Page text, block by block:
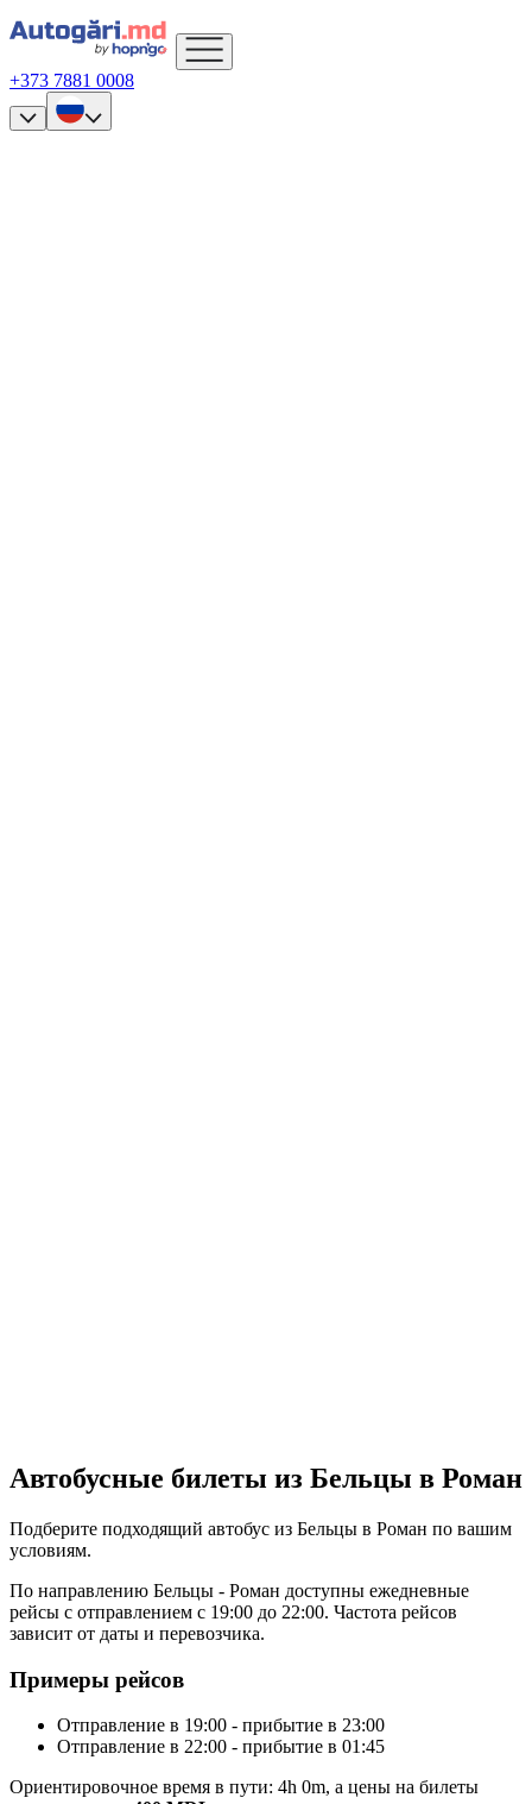
+373 7881 0008
Автобусные билеты из Бельцы в Роман
Подберите подходящий автобус из Бельцы в Роман по вашим
условиям.
По направлению Бельцы - Роман доступны ежедневные
рейсы с отправлением с 19:00 до 22:00. Частота рейсов
зависит от даты и перевозчика.
Примеры рейсов
Отправление в 19:00 - прибытие в 23:00
Отправление в 22:00 - прибытие в 01:45
Ориентировочное время в пути: 4h 0m, а цены на билеты